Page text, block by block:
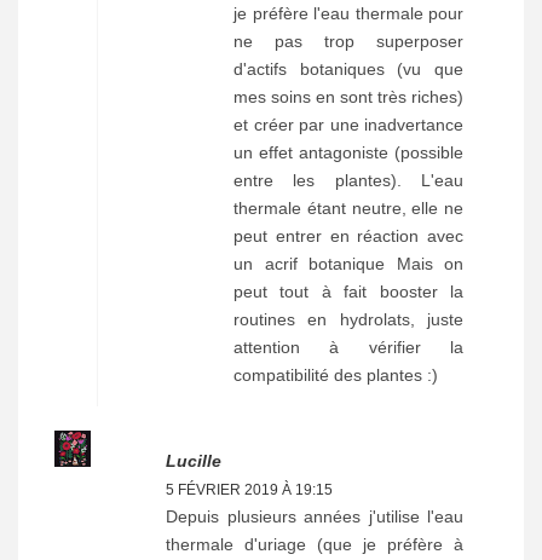
je préfère l'eau thermale pour
ne pas trop superposer
d'actifs botaniques (vu que
mes soins en sont très riches)
et créer par une inadvertance
un effet antagoniste (possible
entre les plantes). L'eau
thermale étant neutre, elle ne
peut entrer en réaction avec
un acrif botanique Mais on
peut tout à fait booster la
routines en hydrolats, juste
attention à vérifier la
compatibilité des plantes :)
Lucille
5 FÉVRIER 2019 À 19:15
Depuis plusieurs années j'utilise l'eau
thermale d'uriage (que je préfère à